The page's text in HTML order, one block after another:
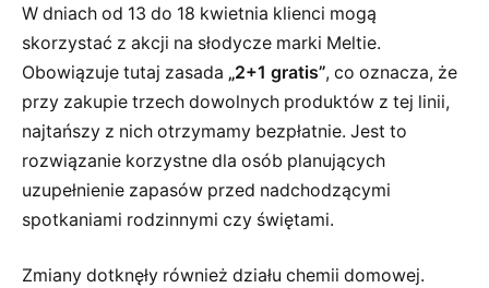
W dniach od 13 do 18 kwietnia klienci mogą
skorzystać z akcji na słodycze marki Meltie.
Obowiązuje tutaj zasada „2+1 gratis”, co oznacza, że
przy zakupie trzech dowolnych produktów z tej linii,
najtańszy z nich otrzymamy bezpłatnie. Jest to
rozwiązanie korzystne dla osób planujących
uzupełnienie zapasów przed nadchodzącymi
spotkaniami rodzinnymi czy świętami.
Zmiany dotknęły również działu chemii domowej.